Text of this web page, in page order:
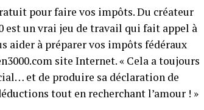
pour faire vos impôts. Du créateur
est un vrai jeu de travail qui fait appel à
aider à préparer vos impôts fédéraux
site Internet. « Cela a toujours
et de produire sa déclaration de
tout en recherchant l’amour ! »